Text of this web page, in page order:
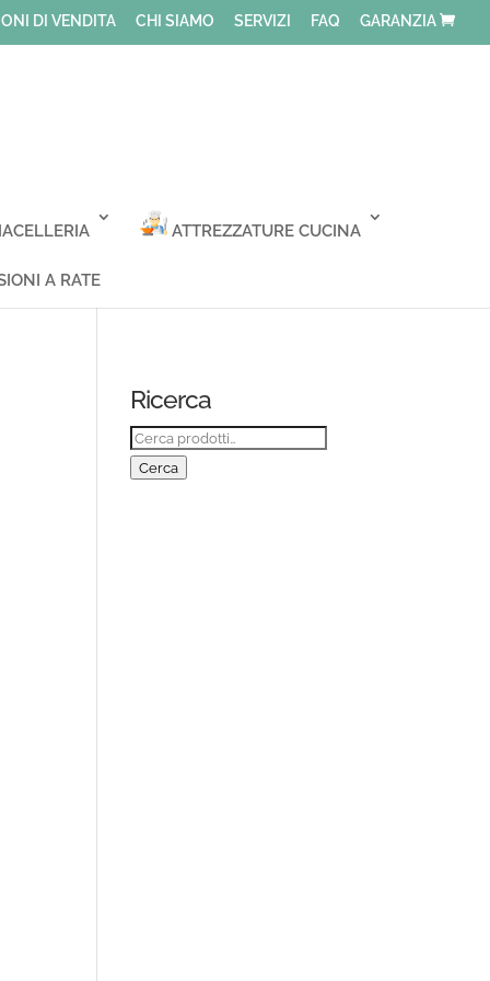
DI VENDITA CHI SIAMO SERVIZI FAQ GARANZIA
ATTREZZATURE CUCINA
A RATE
Ricerca
Cerca:
Cerca